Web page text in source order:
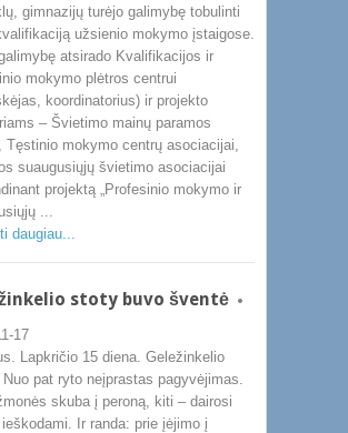
gimnazijų turėjo galimybę tobulinti
užsienio mokymo įstaigose.
atsirado Kvalifikacijos ir
mokymo plėtros centrui
koordinatorius) ir projekto
– Švietimo mainų paramos
Tęstinio mokymo centrų asociacijai,
suaugusiųjų švietimo asociacijai
projektą „Profesinio mokymo ir
...
daugiau...
stoty buvo šventė
17
Lapkričio 15 diena. Geležinkelio
pat ryto neįprastas pagyvėjimas.
skuba į peroną, kiti – dairosi
Ir randa: prie įėjimo į